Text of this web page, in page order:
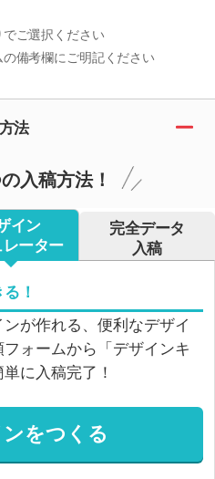
ご選択ください
備考欄にご明記ください
法
入稿方法！
イン
ーター
完全データ
入稿
！
が作れる、便利なデザイ
ォームから「デザインキ
に入稿完了！
をつくる